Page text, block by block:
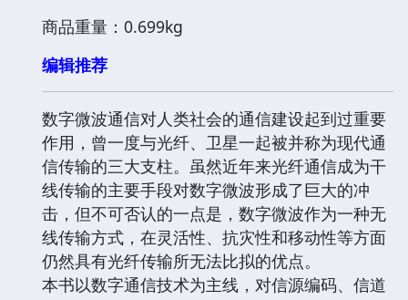
商品重量：0.699kg
编辑推荐
数字微波通信对人类社会的通信建设起到过重要
作用，曾一度与光纤、卫星一起被并称为现代通
信传输的三大支柱。虽然近年来光纤通信成为干
线传输的主要手段对数字微波形成了巨大的冲
击，但不可否认的一点是，数字微波作为一种无
线传输方式，在灵活性、抗灾性和移动性等方面
仍然具有光纤传输所无法比拟的优点。
本书以数字通信技术为主线，对信源编码、信道